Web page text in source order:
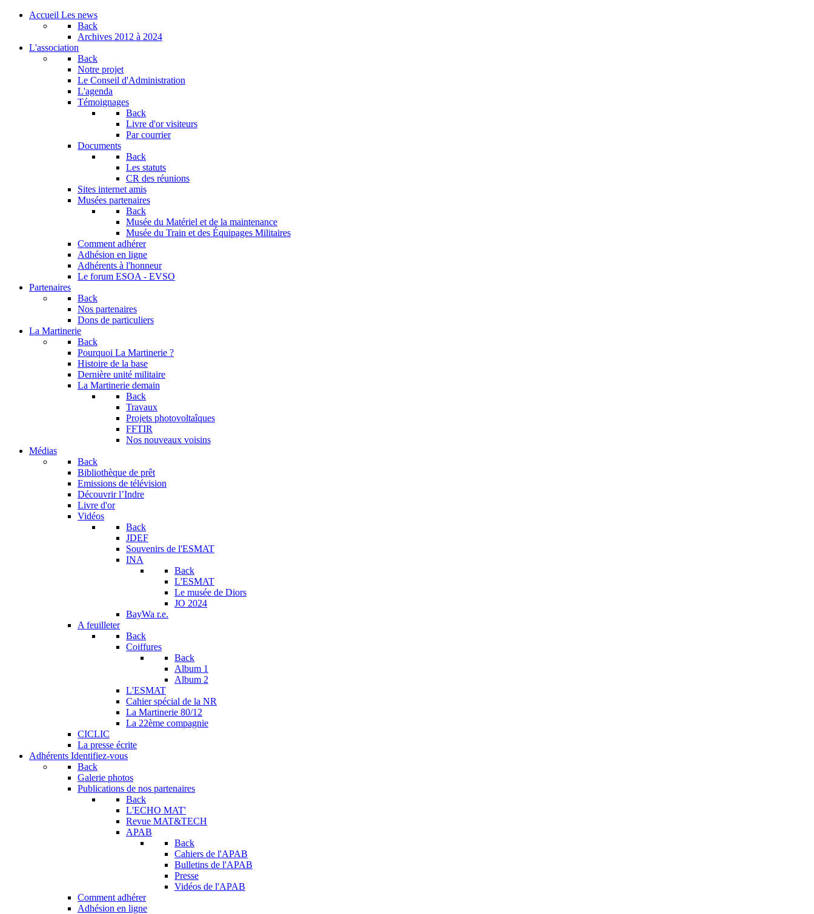
Accueil Les news
Back
Archives 2012 à 2024
L'association
Back
Notre projet
Le Conseil d'Administration
L'agenda
Témoignages
Back
Livre d'or visiteurs
Par courrier
Documents
Back
Les statuts
CR des réunions
Sites internet amis
Musées partenaires
Back
Musée du Matériel et de la maintenance
Musée du Train et des Équipages Militaires
Comment adhérer
Adhésion en ligne
Adhérents à l'honneur
Le forum ESOA - EVSO
Partenaires
Back
Nos partenaires
Dons de particuliers
La Martinerie
Back
Pourquoi La Martinerie ?
Histoire de la base
Dernière unité militaire
La Martinerie demain
Back
Travaux
Projets photovoltaîques
FFTIR
Nos nouveaux voisins
Médias
Back
Bibliothèque de prêt
Emissions de télévision
Découvrir l’Indre
Livre d'or
Vidéos
Back
JDEF
Souvenirs de l'ESMAT
INA
Back
L'ESMAT
Le musée de Diors
JO 2024
BayWa r.e.
A feuilleter
Back
Coiffures
Back
Album 1
Album 2
L'ESMAT
Cahier spécial de la NR
La Martinerie 80/12
La 22ème compagnie
CICLIC
La presse écrite
Adhérents Identifiez-vous
Back
Galerie photos
Publications de nos partenaires
Back
L'ECHO MAT'
Revue MAT&TECH
APAB
Back
Cahiers de l'APAB
Bulletins de l'APAB
Presse
Vidéos de l'APAB
Comment adhérer
Adhésion en ligne